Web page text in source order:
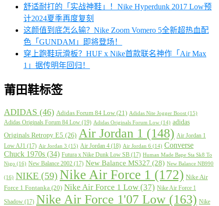
舒适耐打的「实战神鞋」！Nike Hyperdunk 2017 Low预
计2024夏季再度复刻
这颜值到底怎么输？Nike Zoom Vomero 5全新超热血配
色「GUNDAM」即将登场！
穿上跑鞋玩滑板？HUF x Nike首款联名神作「Air Max
1」据传明年回归！
莆田鞋标签
ADIDAS (46) Adidas Forum 84 Low (21) Adidas Nite Jogger Boost (15)
Adidas Originals Forum 84 Low (19) Adidas Originals Forum Low (14) adidas
Originals Retropy E5 (26) Air Jordan 1 (148) Air Jordan 1
Low AJ1 (17) Air Jordan 3 (15) Air Jordan 4 (18) Air Jordan 6 (14) Converse
Chuck 1970s (34) Futura x Nike Dunk Low SB (17) Human Made Bape Sta Sk8 To
Nigo (16) New Balance 2002 (17) New Balance MS327 (28) New Balance NB990
(16) NIKE (59) Nike Air Force 1 (172) Nike Air
Force 1 Fontanka (20) Nike Air Force 1 Low (37) Nike Air Force 1
Shadow (17) Nike Air Force 1'07 Low (163) Nike